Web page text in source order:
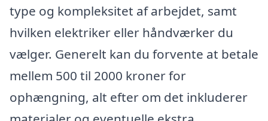
type og kompleksitet af arbejdet, samt
hvilken elektriker eller håndværker du
vælger. Generelt kan du forvente at betale
mellem 500 til 2000 kroner for
ophængning, alt efter om det inkluderer